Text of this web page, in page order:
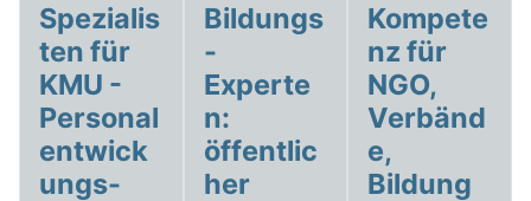
Spezialis
ten für
KMU -
Personal
entwick
ungs-
Bildungs
-
Experte
n:
öffentlic
her
Kompete
nz für
NGO,
Verbänd
e,
Bildung